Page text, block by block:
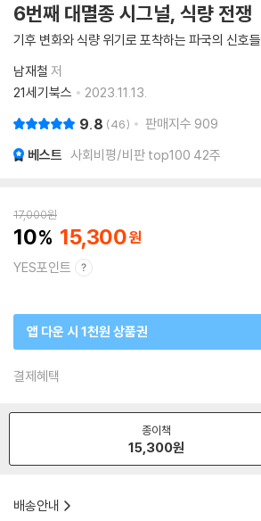
6번째 대멸종 시그널, 식량 전쟁
기후 변화와 식량 위기로 포착하는 파국의 신호들
남재철 저
21세기북스
2023.11.13.
9.8 46 판매지수 909
베스트 사회비평/비판 top100 42주
17,000원
10 15,300
YES포인트
앱 다운 시 1천원 상품권
결제혜택
종이책
15,300원
배송안내